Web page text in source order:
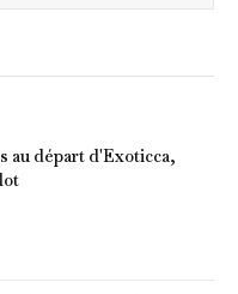
au départ d'Exoticca,